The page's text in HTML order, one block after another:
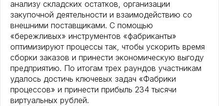
анализу складских остатков, организации
закупочной деятельности и взаимодействию со
внешними поставщиками. С помощью
«бережливых» инструментов «фабриканты»
оптимизируют процессы так, чтобы ускорить время
сборки заказов и принести экономическую выгоду
предприятию. По итогам трех раундов участникам
удалось достичь ключевых задач «Фабрики
процессов» и принести прибыль 234 тысячи
виртуальных рублей.